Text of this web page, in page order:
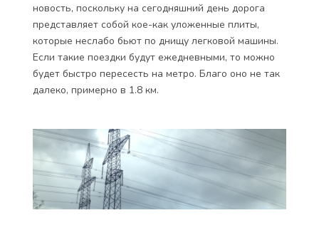
новость, поскольку на сегодняшний день дорога
представляет собой кое-как уложенные плиты,
которые неслабо бьют по днищу легковой машины.
Если такие поездки будут ежедневными, то можно
будет быстро пересесть на метро. Благо оно не так
далеко, примерно в 1.8 км.